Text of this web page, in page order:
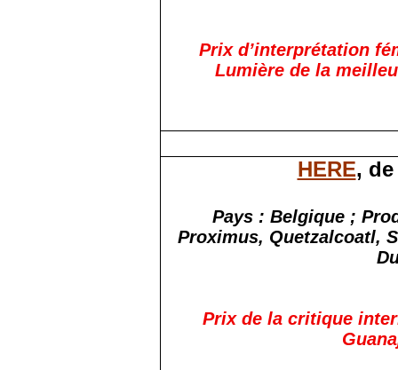
Prix d’interprétation
Lumière de la
HERE,
Pays : Belgique ;
Proximus, Quetzalcoatl,
Prix de la critique